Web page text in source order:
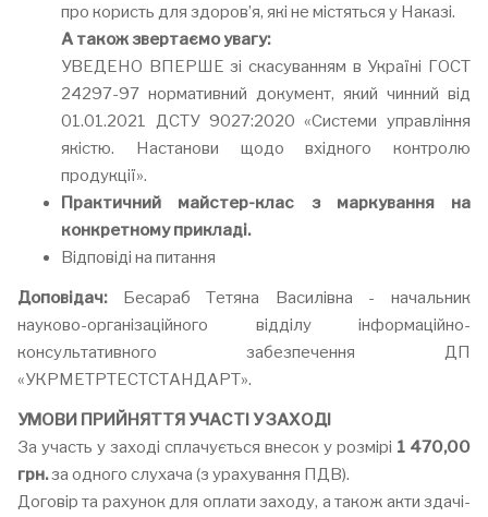
про користь для здоров’я, які не містяться у Наказі.
А також звертаємо увагу:
УВЕДЕНО ВПЕРШЕ зі скасуванням в Україні ГОСТ
24297-97 нормативний документ, який чинний від
01.01.2021 ДСТУ 9027:2020 «Системи управління
якістю. Настанови щодо вхідного контролю
продукції».
Практичний майстер-клас з маркування на
конкретному прикладі.
Відповіді на питання
Доповідач:Бесараб Тетяна Василівна - начальник
науково-організаційного відділу інформаційно-
консультативного забезпечення ДП
«УКРМЕТРТЕСТСТАНДАРТ».
УМОВИ ПРИЙНЯТТЯ УЧАСТІ У ЗАХОДІ
За участь у заході сплачується внесок у розмірі 1 470,00
грн.за одного слухача (з урахування ПДВ).
Договір та рахунок для оплати заходу, а також акти здачі-